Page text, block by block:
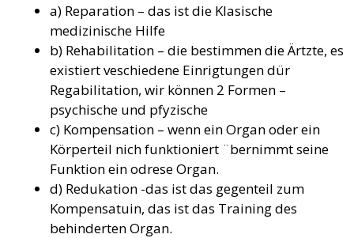
a) Reparation – das ist die Klasische
medizinische Hilfe
b) Rehabilitation – die bestimmen die Ärtzte, es
existiert veschiedene Einrigtungen dür
Regabilitation, wir können 2 Formen –
psychische und pfyzische
c) Kompensation – wenn ein Organ oder ein
Körperteil nich funktioniert ¨bernimmt seine
Funktion ein odrese Organ.
d) Redukation -das ist das gegenteil zum
Kompensatuin, das ist das Training des
behinderten Organ.